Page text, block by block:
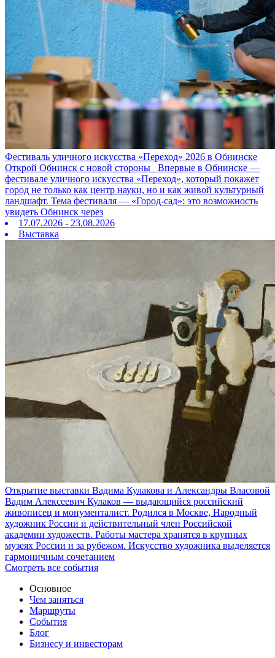
Фестиваль уличного искусства «Переход» 2026 в Обнинске
Открой Обнинск с новой стороны Впервые в Обнинске —
фестивале уличного искусства «Переход», который покажет
город не только как центр науки, но и как живой культурный
ландшафт. Тема фестиваля — «Город‑сад»: это возможность
увидеть Обнинск через
17.07.2026 - 23.08.2026
Выставка
Открытие выставки Вадима Кулакова и Александры Власовой
Вадим Алексеевич Кулаков — выдающийся российский
живописец и монументалист. Родился в Москве, Народный
художник России и действительный член Российской
академии художеств. Работы мастера хранятся в крупных
музеях России и за рубежом. Искусство художника выделяется
гармоничным сочетанием
Смотреть все события
Основное
Чем заняться
Маршруты
События
Блог
Бизнесу и инвесторам